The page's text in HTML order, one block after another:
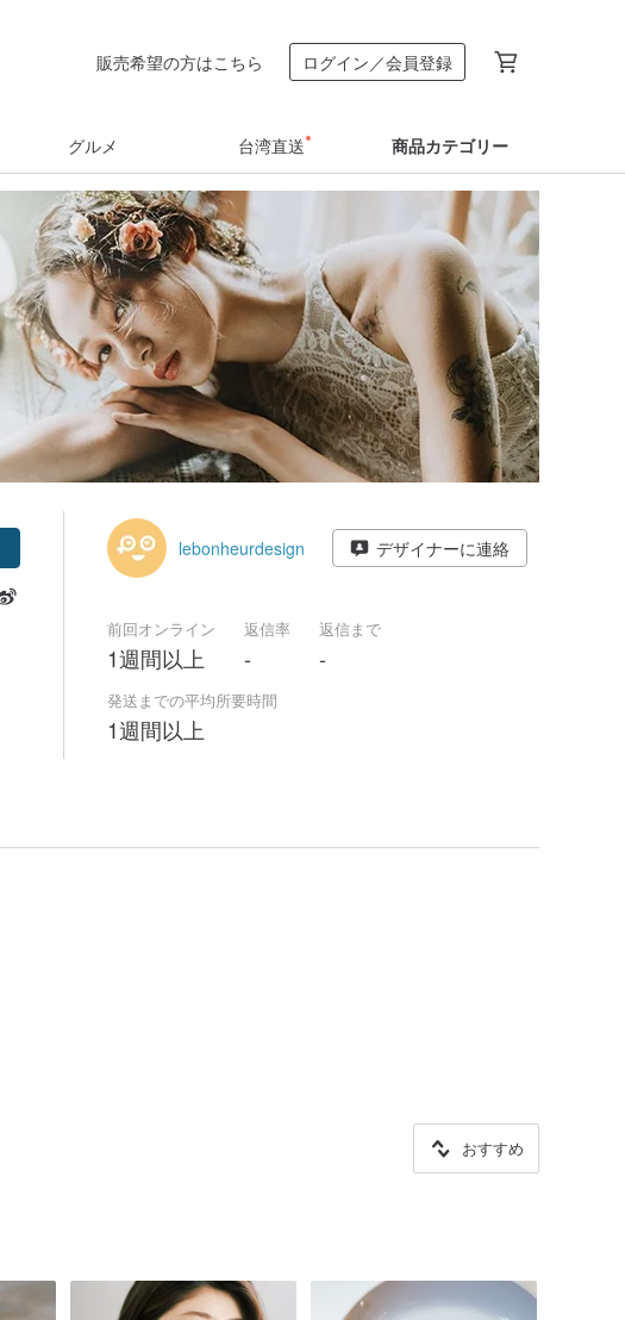
販売希望の方はこちら ログイン／会員登録
グルメ 台湾直送 商品カテゴリー
lebonheurdesign デザイナーに連絡
前回オンライン
1週間以上
返信率
-
返信まで
-
発送までの平均所要時間
1週間以上
おすすめ